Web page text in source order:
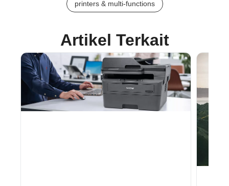
printers & multi-functions
Artikel Terkait